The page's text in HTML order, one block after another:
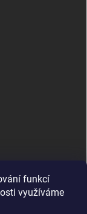
funkcí
využíváme